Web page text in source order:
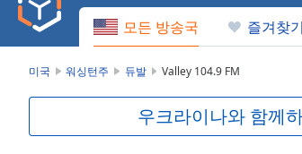
Backward
Skip
Current
모든 방송국 즐겨찾기
미국 워싱턴주 듀발 Valley 104.9 FM
우크라이나와 함께